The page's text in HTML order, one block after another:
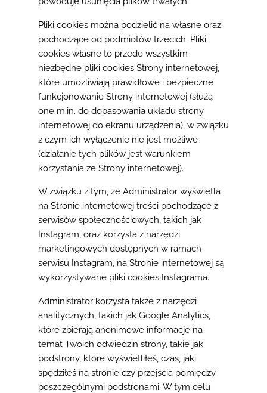
Pliki cookies można podzielić na własne oraz
pochodzące od podmiotów trzecich. Pliki
cookies własne to przede wszystkim
niezbędne pliki cookies Strony internetowej,
które umożliwiają prawidłowe i bezpieczne
funkcjonowanie Strony internetowej (służą
one m.in. do dopasowania układu strony
internetowej do ekranu urządzenia), w związku
z czym ich wyłączenie nie jest możliwe
(działanie tych plików jest warunkiem
korzystania ze Strony internetowej).
W związku z tym, że Administrator wyświetla
na Stronie internetowej treści pochodzące z
serwisów społecznościowych, takich jak
Instagram, oraz korzysta z narzędzi
marketingowych dostępnych w ramach
serwisu Instagram, na Stronie internetowej są
wykorzystywane pliki cookies Instagrama.
Administrator korzysta także z narzędzi
analitycznych, takich jak Google Analytics,
które zbierają anonimowe informacje na
temat Twoich odwiedzin strony, takie jak
podstrony, które wyświetliłeś, czas, jaki
spędziłeś na stronie czy przejścia pomiędzy
poszczególnymi podstronami. W tym celu